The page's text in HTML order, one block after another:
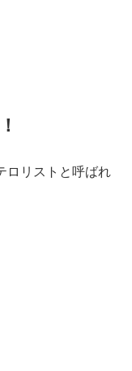
！
リストと呼ばれ